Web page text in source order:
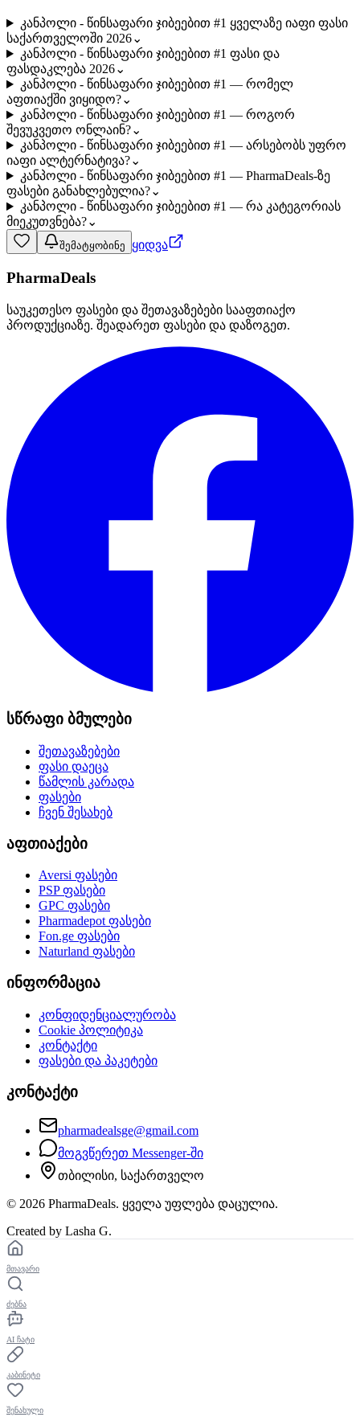
კანპოლი - წინსაფარი ჯიბეებით #1 ყველაზე იაფი ფასი
საქართველოში 2026⌄
კანპოლი - წინსაფარი ჯიბეებით #1 ფასი და
ფასდაკლება 2026⌄
კანპოლი - წინსაფარი ჯიბეებით #1 — რომელ
აფთიაქში ვიყიდო?⌄
კანპოლი - წინსაფარი ჯიბეებით #1 — როგორ
შევუკვეთო ონლაინ?⌄
კანპოლი - წინსაფარი ჯიბეებით #1 — არსებობს უფრო
იაფი ალტერნატივა?⌄
კანპოლი - წინსაფარი ჯიბეებით #1 — PharmaDeals-ზე
ფასები განახლებულია?⌄
კანპოლი - წინსაფარი ჯიბეებით #1 — რა კატეგორიას
მიეკუთვნება?⌄
შემატყობინე ყიდვა
PharmaDeals
საუკეთესო ფასები და შეთავაზებები სააფთიაქო
პროდუქციაზე. შეადარეთ ფასები და დაზოგეთ.
სწრაფი ბმულები
შეთავაზებები
ფასი დაეცა
წამლის კარადა
ფასები
ჩვენ შესახებ
აფთიაქები
Aversi ფასები
PSPფასები
GPC ფასები
Pharmadepotფასები
Fon.ge ფასები
Naturland ფასები
ინფორმაცია
კონფიდენციალურობა
Cookie პოლიტიკა
კონტაქტი
ფასები და პაკეტები
კონტაქტი
pharmadealsge@gmail.com
მოგვწერეთ Messenger-ში
თბილისი, საქართველო
© 2026 PharmaDeals. ყველა უფლება დაცულია.
Created by Lasha G.
მთავარი
ძებნა
AI ჩატი
კაბინეტი
შენახული